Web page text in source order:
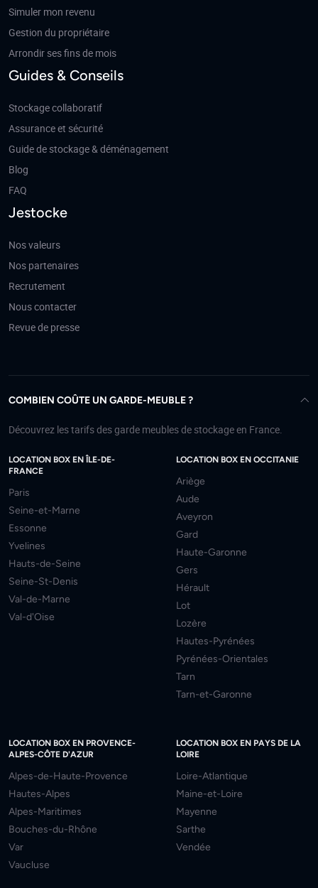
Simuler mon revenu
Gestion du propriétaire
Arrondir ses fins de mois
Guides & Conseils
Stockage collaboratif
Assurance et sécurité
Guide de stockage & déménagement
Blog
FAQ
Jestocke
Nos valeurs
Nos partenaires
Recrutement
Nous contacter
Revue de presse
COMBIEN COÛTE UN GARDE-MEUBLE ?
Découvrez les tarifs des garde meubles de stockage en France.
LOCATION BOX EN ÎLE-DE-
FRANCE
Paris
Seine-et-Marne
Essonne
Yvelines
Hauts-de-Seine
Seine-St-Denis
Val-de-Marne
Val-d'Oise
LOCATION BOX EN OCCITANIE
Ariège
Aude
Aveyron
Gard
Haute-Garonne
Gers
Hérault
Lot
Lozère
Hautes-Pyrénées
Pyrénées-Orientales
Tarn
Tarn-et-Garonne
LOCATION BOX EN PROVENCE-
ALPES-CÔTE D'AZUR
Alpes-de-Haute-Provence
Hautes-Alpes
Alpes-Maritimes
Bouches-du-Rhône
Var
Vaucluse
LOCATION BOX EN PAYS DE LA
LOIRE
Loire-Atlantique
Maine-et-Loire
Mayenne
Sarthe
Vendée